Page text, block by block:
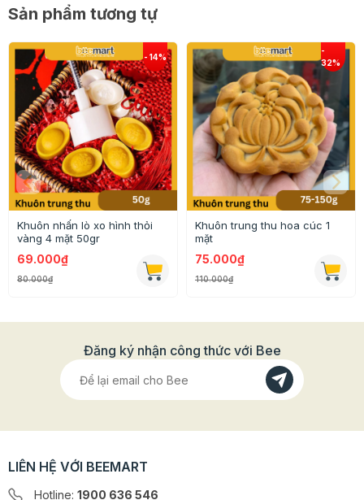
Sản phẩm tương tự
Khuôn nhấn lò xo hình thỏi
vàng 4 mặt 50gr
69.000₫
80.000₫
Khuôn trung thu hoa cúc 1
mặt
75.000₫
110.000₫
Đăng ký nhận công thức với Bee
LIÊN HỆ VỚI BEEMART
Hotline: 1900 636 546